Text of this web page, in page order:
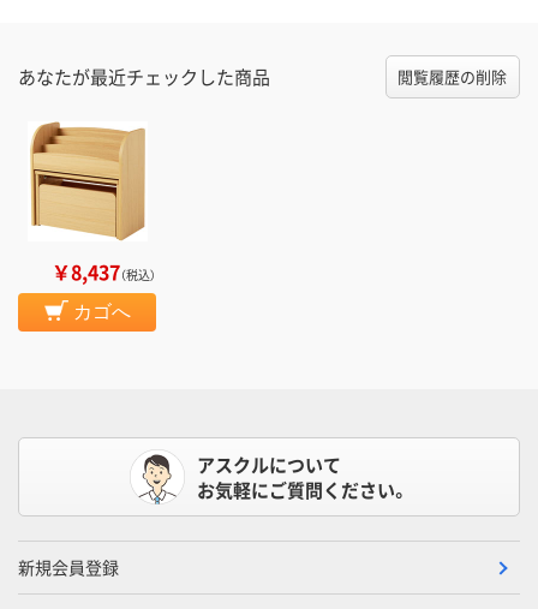
あなたが最近チェックした商品 閲覧履歴の削除
￥8,437（税込）
カゴへ
アスクルについて
お気軽にご質問ください。
新規会員登録